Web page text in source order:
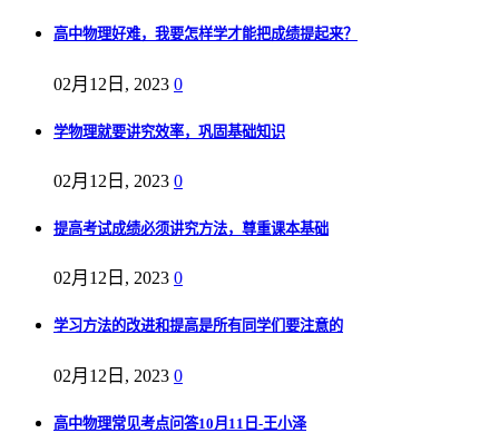
高中物理好难，我要怎样学才能把成绩提起来？
02月12日, 2023 0
学物理就要讲究效率，巩固基础知识
02月12日, 2023 0
提高考试成绩必须讲究方法，尊重课本基础
02月12日, 2023 0
学习方法的改进和提高是所有同学们要注意的
02月12日, 2023 0
高中物理常见考点问答10月11日-王小泽